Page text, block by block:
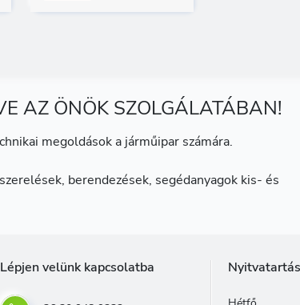
AZ ÖNÖK SZOLGÁLATÁBAN!
megoldások a járműipar számára.
berendezések, segédanyagok kis- és
Lépjen velünk kapcsolatba Nyitvatartás